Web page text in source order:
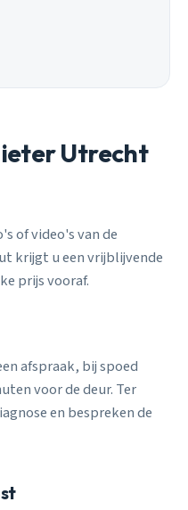
Utrecht
of video's van de
krijgt u een vrijblijvende
prijs vooraf.
afspraak, bij spoed
voor de deur. Ter
en bespreken de